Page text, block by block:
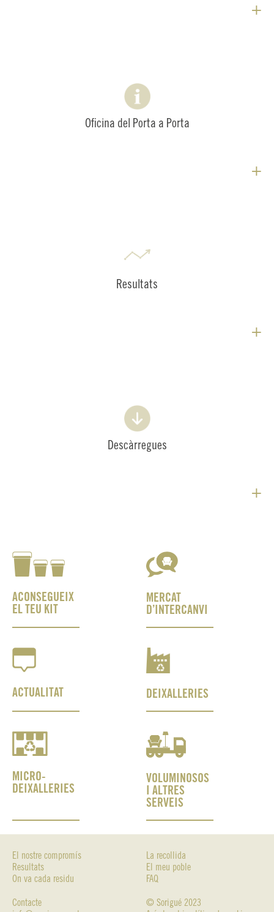
+
Oficina del Porta a Porta
+
Resultats
+
Descàrregues
+
ACONSEGUEIX
EL TEU KIT
MERCAT
D’INTERCANVI
ACTUALITAT DEIXALLERIES
MICRO-
DEIXALLERIES
VOLUMINOSOS
I ALTRES
SERVEIS
El nostre compromís
Resultats
On va cada residu
La recollida
El meu poble
FAQ
Contacte
© Sorigué 2023